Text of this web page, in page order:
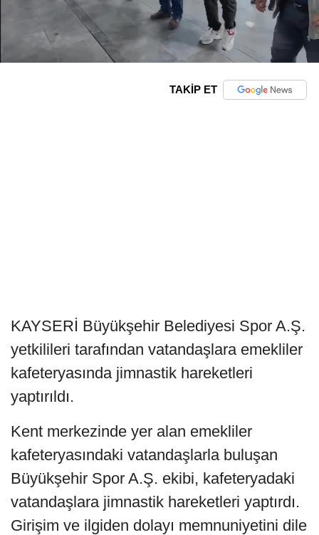
TAKİP ET
KAYSERİ Büyükşehir Belediyesi Spor A.Ş.
yetkilileri tarafından vatandaşlara emekliler
kafeteryasında jimnastik hareketleri
yaptırıldı.
Kent merkezinde yer alan emekliler
kafeteryasındaki vatandaşlarla buluşan
Büyükşehir Spor A.Ş. ekibi, kafeteryadaki
vatandaşlara jimnastik hareketleri yaptırdı.
Girişim ve ilgiden dolayı memnuniyetini dile